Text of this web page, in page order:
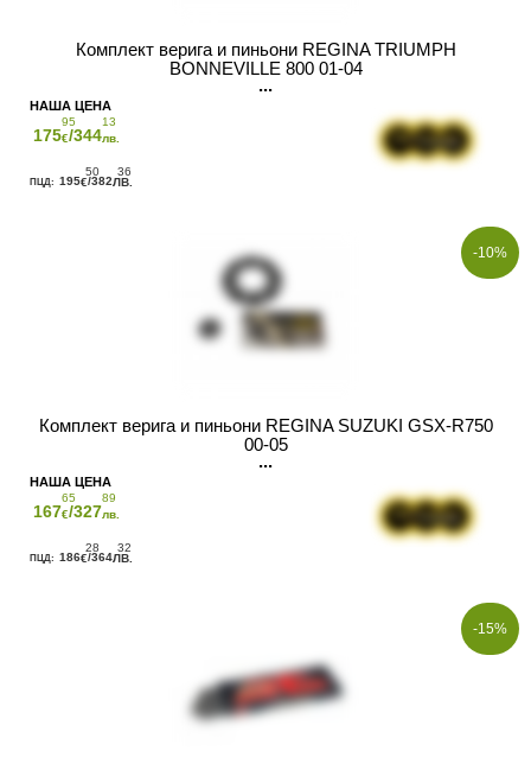
Комплект верига и пиньони REGINA TRIUMPH
BONNEVILLE 800 01-04
175
95
€/344
13
лв.
195
50
€/382
36
ЛВ.
-10%
Комплект верига и пиньони REGINA SUZUKI GSX-R750
00-05
167
65
€/327
89
лв.
186
28
€/364
32
ЛВ.
-15%